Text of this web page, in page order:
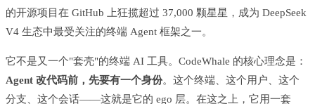
的开源项目在 GitHub 上狂揽超过 37,000 颗星星，成为 DeepSeek
V4 生态中最受关注的终端 Agent 框架之一。
它不是又一个"套壳"的终端 AI 工具。CodeWhale 的核心理念是：
Agent 改代码前，先要有一个身份。这个终端、这个用户、这个
分支、这个会话——这就是它的 ego 层。在这之上，它用一套